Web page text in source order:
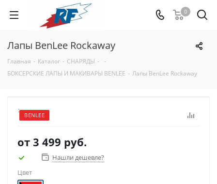
0
Лапы BenLee Rockaway
Главная - Каталог - СНАРЯДЫ -
-
БОКСЕРСКИЕ ЛАПЫ И МАКИВАРЫ BENLEE - Лапы BenLee Rockaway
BENLEE
:
от 3 499 руб.
Нашли дешевле?
Цвет